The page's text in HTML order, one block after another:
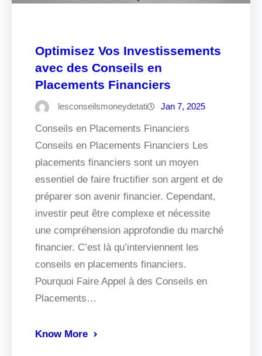
Optimisez Vos Investissements
avec des Conseils en
Placements Financiers
lesconseilsmoneydetati Jan 7, 2025
Conseils en Placements Financiers
Conseils en Placements Financiers Les
placements financiers sont un moyen
essentiel de faire fructifier son argent et de
préparer son avenir financier. Cependant,
investir peut être complexe et nécessite
une compréhension approfondie du marché
financier. C’est là qu’interviennent les
conseils en placements financiers.
Pourquoi Faire Appel à des Conseils en
Placements…
Know More